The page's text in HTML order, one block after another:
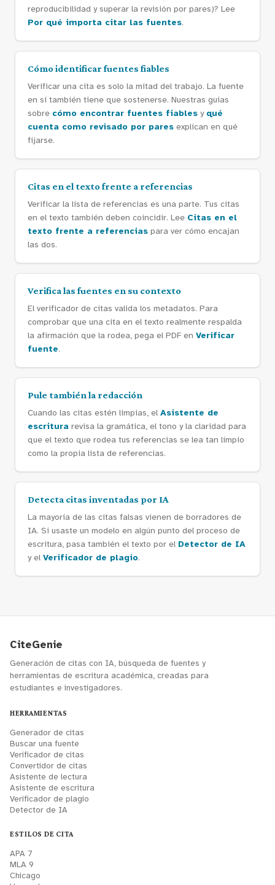
reproducibilidad y superar la revisión por pares)? Lee
Por qué importa citar las fuentes.
Cómo identificar fuentes fiables
Verificar una cita es solo la mitad del trabajo. La fuente
en sí también tiene que sostenerse. Nuestras guías
sobre cómo encontrar fuentes fiables y qué
cuenta como revisado por pares explican en qué
fijarse.
Citas en el texto frente a referencias
Verificar la lista de referencias es una parte. Tus citas
en el texto también deben coincidir. Lee Citas en el
texto frente a referencias para ver cómo encajan
las dos.
Verifica las fuentes en su contexto
El verificador de citas valida los metadatos. Para
comprobar que una cita en el texto realmente respalda
la afirmación que la rodea, pega el PDF en Verificar
fuente.
Pule también la redacción
Cuando las citas estén limpias, el Asistente de
escritura revisa la gramática, el tono y la claridad para
que el texto que rodea tus referencias se lea tan limpio
como la propia lista de referencias.
Detecta citas inventadas por IA
La mayoría de las citas falsas vienen de borradores de
IA. Si usaste un modelo en algún punto del proceso de
escritura, pasa también el texto por el Detector de IA
y el Verificador de plagio.
CiteGenie
Generación de citas con IA, búsqueda de fuentes y
herramientas de escritura académica, creadas para
estudiantes e investigadores.
HERRAMIENTAS
Generador de citas
Buscar una fuente
Verificador de citas
Convertidor de citas
Asistente de lectura
Asistente de escritura
Verificador de plagio
Detector de IA
ESTILOS DE CITA
APA 7
MLA 9
Chicago